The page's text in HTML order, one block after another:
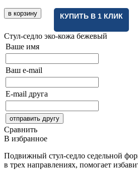
КУПИТЬ В 1 КЛИК
Стул-седло эко-кожа бежевый
Ваше имя
Ваш e-mail
E-mail друга
Сравнить
В избранное
Подвижный стул-седло седельной
в трех направлениях, помогает